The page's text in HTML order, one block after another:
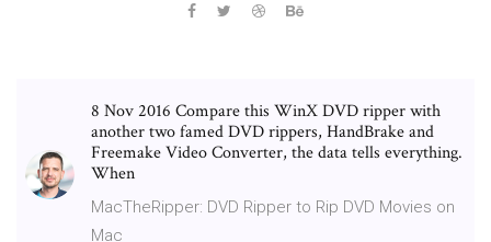
8 Nov 2016 Compare this WinX DVD ripper with
another two famed DVD rippers, HandBrake and
Freemake Video Converter, the data tells everything.
When
MacTheRipper: DVD Ripper to Rip DVD Movies on
Mac